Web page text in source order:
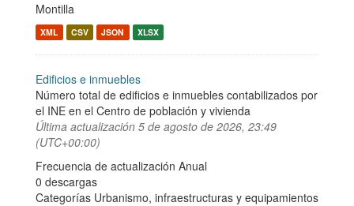
Montilla
XML CSV JSON XLSX
Edificios e inmuebles
Número total de edificios e inmuebles contabilizados por
el INE en el Centro de población y vivienda
Última actualización 5 de agosto de 2026, 23:49
(UTC+00:00)
Frecuencia de actualización Anual
0 descargas
Categorías Urbanismo, infraestructuras y equipamientos